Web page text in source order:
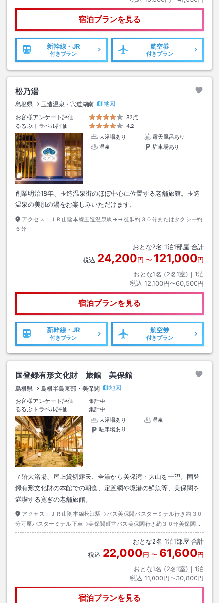
宿泊プランを見る
新幹線・JR
付きプラン
航空券
付きプラン
松乃湯
島根県 玉造温泉・宍道湖南
地図
お客様アンケート評価
82点
るるぶトラベル評価
4.2
大浴場あり
露天風呂あり
温泉
駐車場あり
創業明治18年、玉造温泉街のほぼ中心に位置する老舗旅館。玉造
温泉の美肌の湯をお楽しみいただけます。
アクセス：
ＪＲ山陰本線玉造温泉駅→→徒歩約３０分またはタクシー約
６分
おとな2名 1泊1部屋 合計
税込 24,200円 〜 121,000円
おとな1名 (2名1室)｜ 1泊
税込 12,100円〜60,500円
宿泊プランを見る
新幹線・JR
付きプラン
航空券
付きプラン
国登録有形文化財 旅館 美保館
島根県 島根半島東部・美保関
地図
お客様アンケート評価
集計中
るるぶトラベル評価
集計中
大浴場あり
温泉
駐車場あり
７階大浴場、屋上貸切露天、全湯から美保湾・大山を一望。国登
録有形文化財の本館での朝食、定置網や境港の鮮魚等、美保関を
満喫する寛ぎの老舗旅館。
アクセス：
ＪＲ山陰本線松江駅→バス美保関バスターミナル行き約３０
分万原バスターミナル下車→美保関町営バス美保関行き約３０分美保関下
車→徒歩約０分
おとな2名 1泊1部屋 合計
税込 22,000円 〜 61,600円
おとな1名 (2名1室)｜ 1泊
税込 11,000円〜30,800円
宿泊プランを見る